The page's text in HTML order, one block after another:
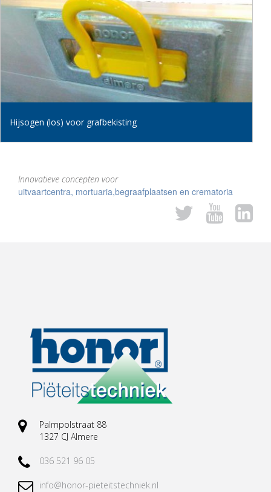
Hijsogen (los) voor grafbekisting
Innovatieve concepten voor
uitvaartcentra, mortuaria,begraafplaatsen en crematoria
Palmpolstraat 88
1327 CJ Almere
036 521 96 05
info@honor-pieteitstechniek.nl